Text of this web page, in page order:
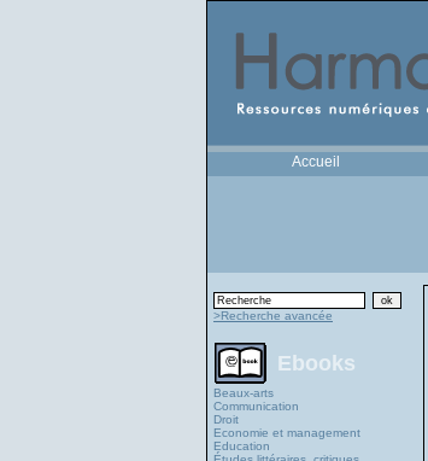
Accueil
>Recherche avancée
Ebooks
Beaux-arts
Communication
Droit
Economie et management
Education